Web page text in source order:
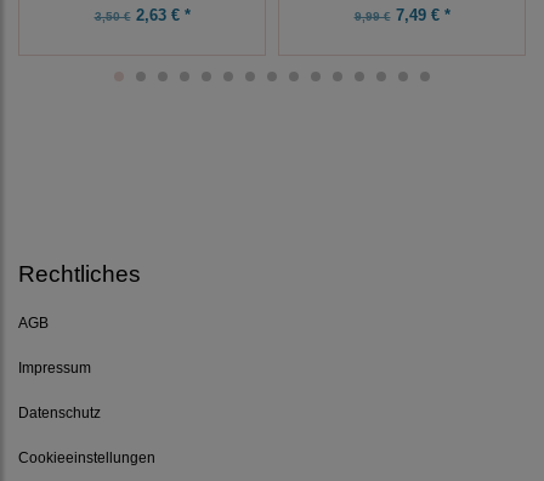
3,50 €2,63 € * 9,99 €7,49 € *
Rechtliches
AGB
Impressum
Datenschutz
Cookieeinstellungen